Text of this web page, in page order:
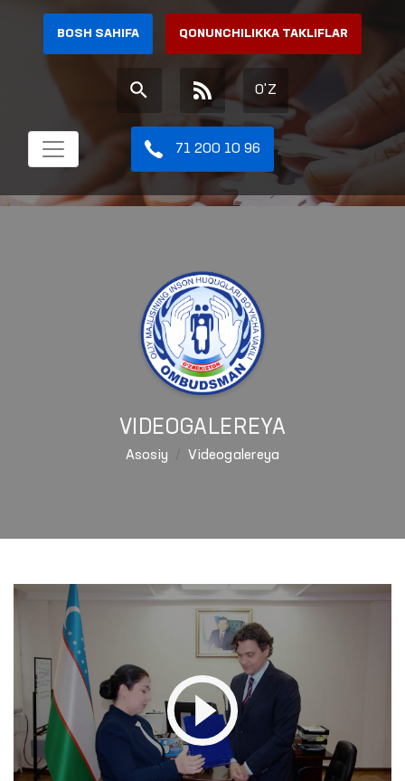
BOSH SAHIFA QONUNCHILIKKA TAKLIFLAR
O'Z
71 200 10 96
VIDEOGALEREYA
Asosiy Videogalereya